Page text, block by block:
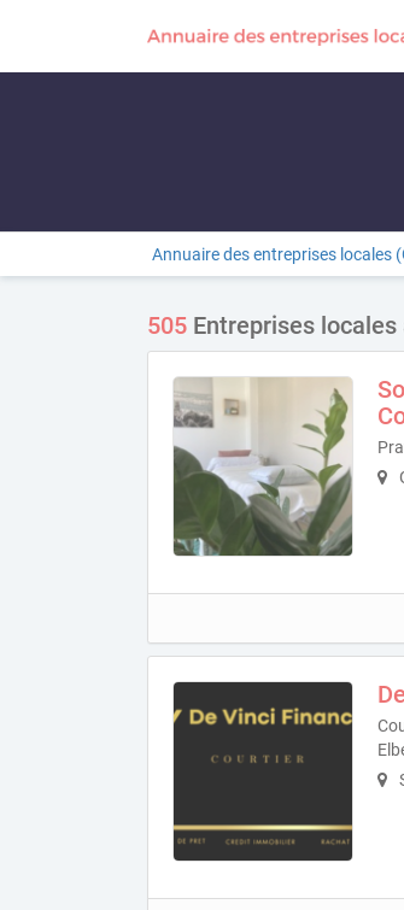
Annuaire des entreprises locales
505 Entreprises